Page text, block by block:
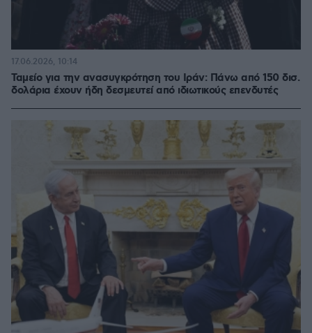
Ταμείο για την ανασυγκρότηση του Ιράν: Πάνω από 150 δισ.
δολάρια έχουν ήδη δεσμευτεί από ιδιωτικούς επενδυτές
17.06.2026, 10:14